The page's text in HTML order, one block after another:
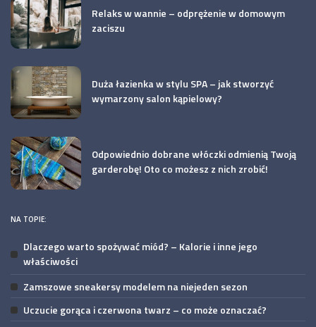
Relaks w wannie – odprężenie w domowym
zaciszu
Duża łazienka w stylu SPA – jak stworzyć
wymarzony salon kąpielowy?
Odpowiednio dobrane włóczki odmienią Twoją
garderobę! Oto co możesz z nich zrobić!
NA TOPIE:
Dlaczego warto spożywać miód? – Kalorie i inne jego
właściwości
Zamszowe sneakersy modelem na niejeden sezon
Uczucie gorąca i czerwona twarz – co może oznaczać?